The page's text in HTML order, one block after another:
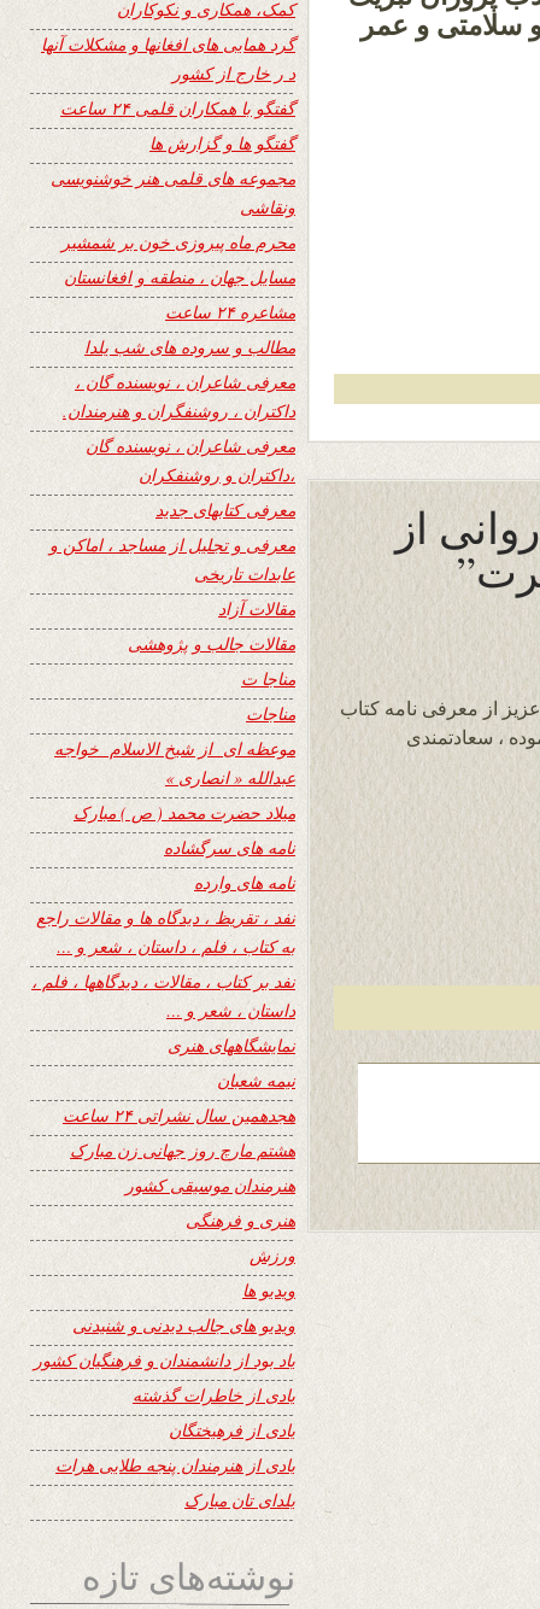
سلامتی و عمر
از
از معرفی نامه کتاب
، سعادتمندی
کمک، همکاری و نکوکاران
گرد همایی های افغانها و مشکلات آنها
د ر خارج از کشور
گفتگو با همکاران قلمی ۲۴ ساعت
گفتگو ها و گزارش ها
مجموعه های قلمی هنر خوشنویسی
ونقاشی
محرم ماه پیروزی خون بر شمشیر
مسایل جهان ، منطقه و افغانستان
مشاعره ۲۴ ساعت
مطالب و سروده های شب یلدا
معرفی شاعران ، نویسنده گان ،
داکتران ، روشنفگران و هنرمندان.
معرفی شاعران ، نویسنده گان
،داکتران و روشنفکران
معرفی کتابهای جدید
معرفی و تجلیل از مساجد ، اماکن و
عابدات تاریخی
مقالات آزاد
مقالات جالب و پژوهشی
مناجا ت
مناجات
موعظه ای از شیخ الاسلام خواجه
عبدالله « انصاری »
میلاد حضرت محمد ( ص ) مبارک
نامه های سرگشاده
نامه های وارده
نفد ، تقریظ ، دیدگاه ها و مقالات راجع
به کتاب ، فلم ، داستان ، شعر و …
نفد بر کتاب ، مقالات ، دیدگاهها ، فلم ،
داستان ، شعر و …
نمایشگاههای هنری
نیمه شعبان
هجدهمین سال نشراتی ۲۴ ساعت
هشتم مارچ روز جهانی زن مبارک
هنرمندان موسیقی کشور
هنری و فرهنگی
ورزش
ویدیو ها
ویدیو های جالب دیدنی و شنیدنی
یاد بود از دانشمندان و فرهنگیان کشور
یادی از خاطرات گذشته
یادی از فرهیختگان
یادی از هنرمندان پنجه طلایی هرات
یلدای تان مبارک
نوشته‌های تازه